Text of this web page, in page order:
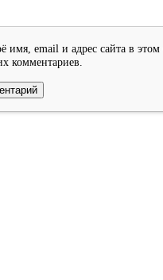
имя, email и адрес сайта в этом
комментариев.